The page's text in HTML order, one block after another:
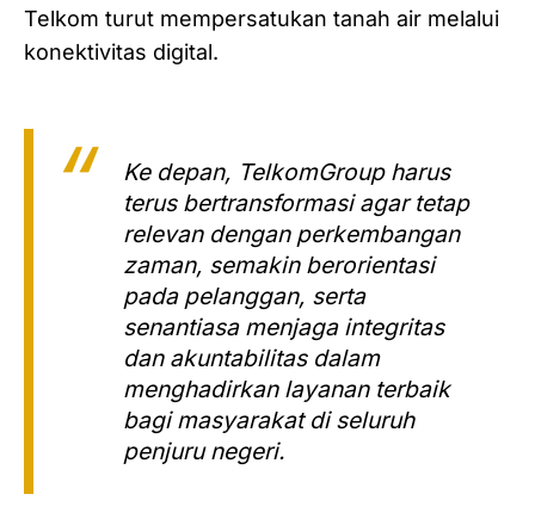
Telkom turut mempersatukan tanah air melalui
konektivitas digital.
Ke depan, TelkomGroup harus
terus bertransformasi agar tetap
relevan dengan perkembangan
zaman, semakin berorientasi
pada pelanggan, serta
senantiasa menjaga integritas
dan akuntabilitas dalam
menghadirkan layanan terbaik
bagi masyarakat di seluruh
penjuru negeri.